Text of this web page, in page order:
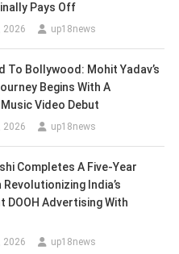
Pays Off
2026 up18news
To Bollywood: Mohit Yadav’s
Begins With A
Video Debut
2026 up18news
Completes A Five-Year
India’s
DOOH Advertising With
2026 up18news